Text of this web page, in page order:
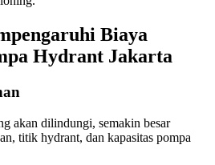
Biaya
Hydrant Jakarta
akan dilindungi, semakin besar
titik hydrant, dan kapasitas pompa